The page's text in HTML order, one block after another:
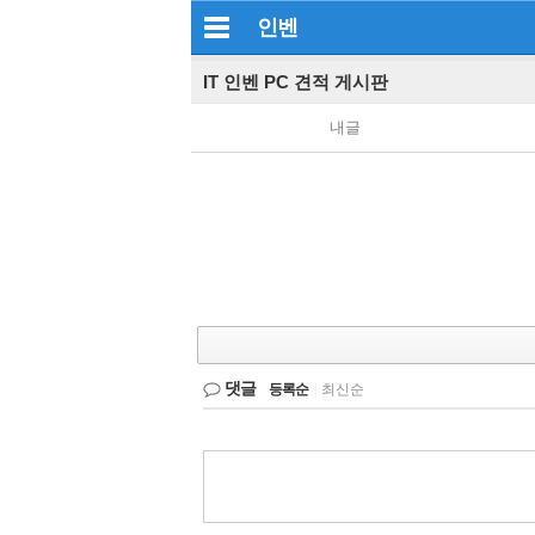
인벤
IT 인벤 PC 견적 게시판
내글
댓글 등록순 최신순